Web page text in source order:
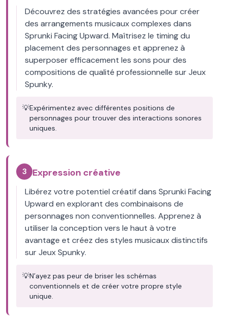
Découvrez des stratégies avancées pour créer
des arrangements musicaux complexes dans
Sprunki Facing Upward. Maîtrisez le timing du
placement des personnages et apprenez à
superposer efficacement les sons pour des
compositions de qualité professionnelle sur Jeux
Spunky.
💡Expérimentez avec différentes positions de
personnages pour trouver des interactions sonores
uniques.
3 Expression créative
Libérez votre potentiel créatif dans Sprunki Facing
Upward en explorant des combinaisons de
personnages non conventionnelles. Apprenez à
utiliser la conception vers le haut à votre
avantage et créez des styles musicaux distinctifs
sur Jeux Spunky.
💡N’ayez pas peur de briser les schémas
conventionnels et de créer votre propre style
unique.